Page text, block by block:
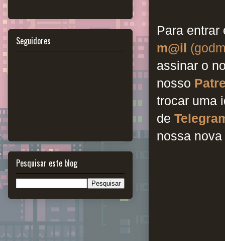
Para
m@il
assinar o
nosso
trocar uma
de
nossa
Seguidores
Pesquisar este blog